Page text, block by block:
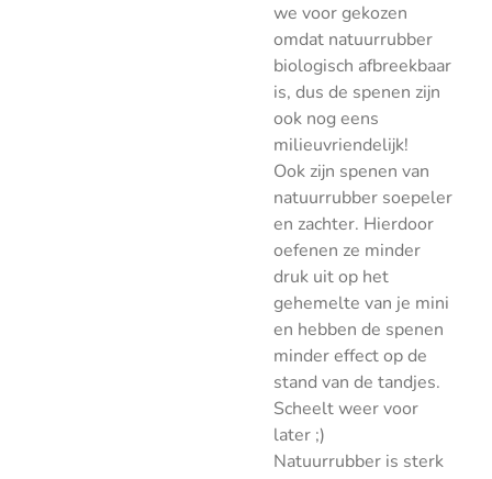
we voor gekozen
omdat natuurrubber
biologisch afbreekbaar
is, dus de spenen zijn
ook nog eens
milieuvriendelijk!
Ook zijn spenen van
natuurrubber soepeler
en zachter. Hierdoor
oefenen ze minder
druk uit op het
gehemelte van je mini
en hebben de spenen
minder effect op de
stand van de tandjes.
Scheelt weer voor
later ;)
Natuurrubber is sterk